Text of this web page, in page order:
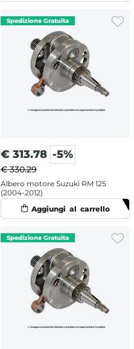
€ 313.78 -5%
€ 330.29
Albero motore Suzuki RM 125
(2004-2012)